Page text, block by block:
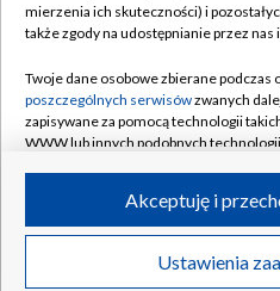
Naziemna Telewizja Cyfrowa
Rada Programowa
System NOS
Informacje o nadawcy
Program dla prasy
©2026 Telewizja
mierzenia ich skuteczności) i
także zgody na udostępnianie przez
Twoje dane osobowe zbierane podczas
poszczególnych serwisówzwanych
zapisywane za pomocą technologii
WWW lub innych podobnych
ruchu w Internecie.
Twoje dane osobowe zbierane podczas
poszczególnych serwisówna Portalu,
Ustawienia
Akceptuję i